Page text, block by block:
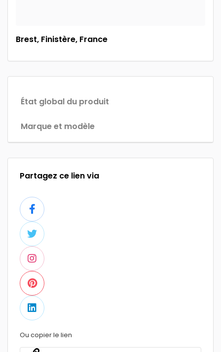
Brest, Finistère, France
État global du produit
Marque et modèle
Partagez ce lien via
Ou copier le lien